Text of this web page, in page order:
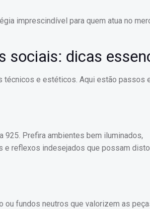
imprescindível para quem atua no
sociais: dicas
técnicos e estéticos. Aqui estão passos
925. Prefira ambientes bem iluminados,
e reflexos indesejados que possam
fundos neutros que valorizem as